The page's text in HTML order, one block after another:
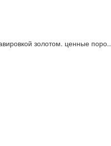
золотом. ценные поро..